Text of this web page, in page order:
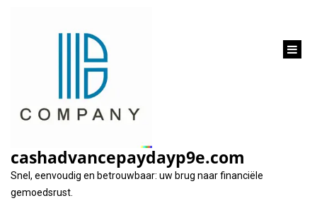
cashadvancepaydayp9e.com
Snel, eenvoudig en betrouwbaar: uw brug naar financiële
gemoedsrust.
Flexibel geld lenen bij
Argenta: ontdek uw
opties vandaag nog!